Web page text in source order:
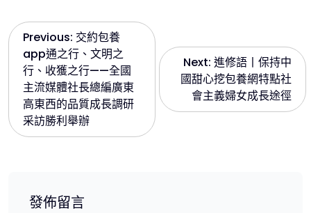
文
章
導
覽
Previous: 交約包養
app通之行、文明之
行、收獲之行——全國
主流媒體社長總編廣東
高東西的品質成長調研
采訪勝利舉辦
Next: 進修語丨保持中
國甜心挖包養網特點社
會主義婦女成長途徑
發佈留言